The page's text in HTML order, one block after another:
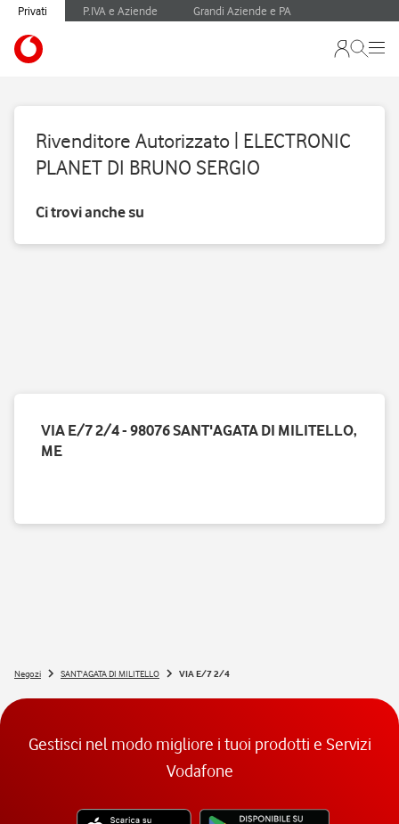
Privati P.IVA e Aziende Grandi Aziende e PA
Rivenditore Autorizzato | ELECTRONIC
PLANET DI BRUNO SERGIO
Ci trovi anche su
VIA E/7 2/4 - 98076 SANT'AGATA DI MILITELLO,
ME
Negozi SANT'AGATA DI MILITELLO VIA E/7 2/4
Gestisci nel modo migliore i tuoi prodotti e Servizi
Vodafone